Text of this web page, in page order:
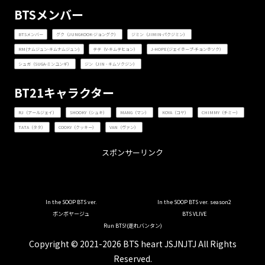
BTSメンバー
BTSメンバー グク（JUNGKOOK-ジョングク） ジミン（JIMIN-パクジミン）
RM(ナムジュン-キムナムジュン) テテ（V-キムテヒョン） J-HOPE(ジェイホープ-チョンホソク）
シュガ（SUGA-ミンユンギ） ジン（JIN - キムソクジン）
BT21キャラクター
RJ（アールジェイ） SHOOKY（シュキ） MANG（マン） KOYA（コヤ） CHIMMY（チミー）
TATA（タタ） COOKY（クッキー） VAN（ヴァン）
スポンサーリンク
In the SOOP BTS ver.
In the SOOP BTS ver. season2
ボンボヤージュ
BTS VLIVE
Run BTS!(走れバンタン)
Copyright © 2021-2026 BTS heart JSJNJTJ All Rights
Reserved.